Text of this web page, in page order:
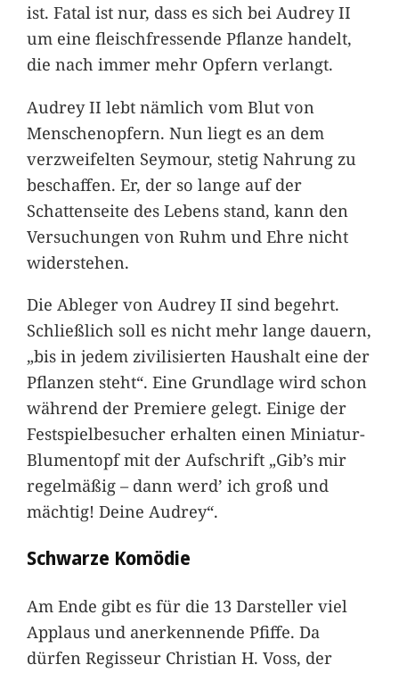
ist. Fatal ist nur, dass es sich bei Audrey II
um eine fleischfressende Pflanze handelt,
die nach immer mehr Opfern verlangt.
Audrey II lebt nämlich vom Blut von
Menschenopfern. Nun liegt es an dem
verzweifelten Seymour, stetig Nahrung zu
beschaffen. Er, der so lange auf der
Schattenseite des Lebens stand, kann den
Versuchungen von Ruhm und Ehre nicht
widerstehen.
Die Ableger von Audrey II sind begehrt.
Schließlich soll es nicht mehr lange dauern,
„bis in jedem zivilisierten Haushalt eine der
Pflanzen steht“. Eine Grundlage wird schon
während der Premiere gelegt. Einige der
Festspielbesucher erhalten einen Miniatur-
Blumentopf mit der Aufschrift „Gib’s mir
regelmäßig – dann werd’ ich groß und
mächtig! Deine Audrey“.
Schwarze Komödie
Am Ende gibt es für die 13 Darsteller viel
Applaus und anerkennende Pfiffe. Da
dürfen Regisseur Christian H. Voss, der